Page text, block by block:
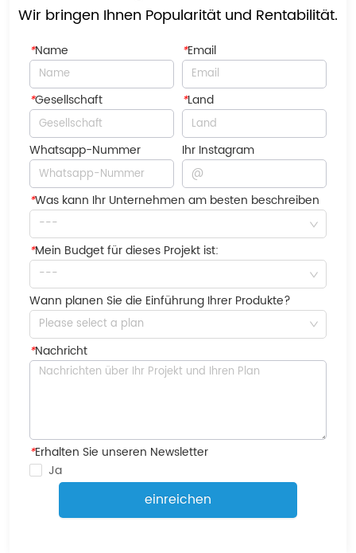
Wir bringen Ihnen Popularität und Rentabilität.
*Name *Email
*Gesellschaft *Land
Whatsapp-Nummer Ihr Instagram
*Was kann Ihr Unternehmen am besten beschreiben
---
*Mein Budget für dieses Projekt ist:
---
Wann planen Sie die Einführung Ihrer Produkte?
Please select a plan
*Nachricht
*Erhalten Sie unseren Newsletter
Ja
einreichen